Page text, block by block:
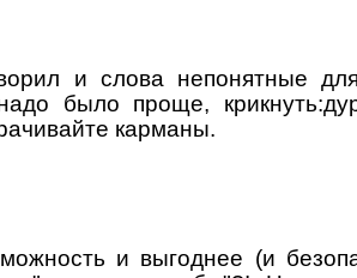
и слова непонятные
было проще,
карманы.
и выгоднее (и